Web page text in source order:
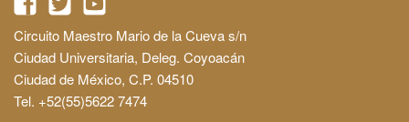
Circuito Maestro Mario de la Cueva s/n
Ciudad Universitaria, Deleg. Coyoacán
Ciudad de México, C.P. 04510
Tel. +52(55)5622 7474